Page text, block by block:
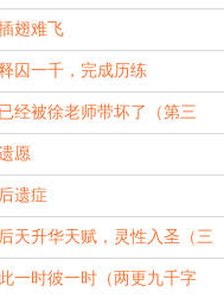
翅难飞
囚一千，完成历练
经被徐老师带坏了（第三
愿
遗症
天升华天赋，灵性入圣（三
两千字到！）
一时彼一时（两更九千字